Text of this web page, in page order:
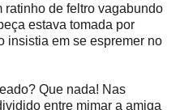
ratinho de feltro vagabundo
estava tomada por
insistia em se espremer no
Que nada! Nas
entre mimar a amiga